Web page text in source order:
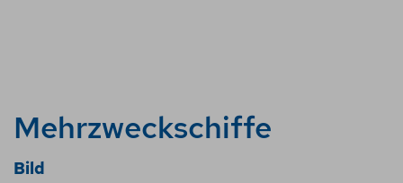
Mehrzweckschiffe
Bild